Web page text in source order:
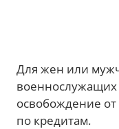
Для жен или
военнослужащих
освобождение
по кредитам.